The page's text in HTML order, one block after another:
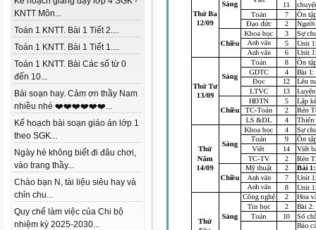
KNTT Môn...
Toán 1 KNTT. Bài 1 Tiết 2....
Toán 1 KNTT. Bài 1 Tiết 1....
Toán 1 KNTT. Bài Các số từ 0
đến 10...
Bài soạn hay. Cảm ơn thầy Nam
nhiều nhé ❤️❤️❤️❤️❤️❤️...
Kế hoạch bài soạn giáo án lớp 1
theo SGK...
Ngày hè không biết đi đâu chơi,
vào trang thầy...
Chào bạn N, tài liệu siêu hay và
chỉn chu...
Quy chế làm việc của Chi bộ
nhiệm kỳ 2025-2030...